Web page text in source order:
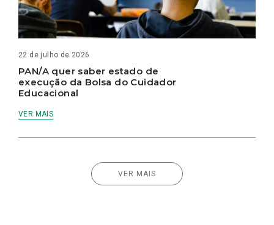
22 de julho de 2026
PAN/A quer saber estado de
execução da Bolsa do Cuidador
Educacional
VER MAIS
VER MAIS